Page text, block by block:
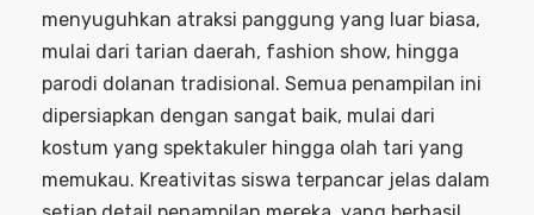
menyuguhkan atraksi panggung yang luar biasa,
mulai dari tarian daerah, fashion show, hingga
parodi dolanan tradisional. Semua penampilan ini
dipersiapkan dengan sangat baik, mulai dari
kostum yang spektakuler hingga olah tari yang
memukau. Kreativitas siswa terpancar jelas dalam